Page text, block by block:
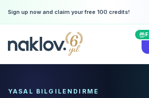
Sign up now and claim your free 100 credits!
ONE LAST DEMO?
Before you go, let us
demo.
YASAL BILGILENDIRME